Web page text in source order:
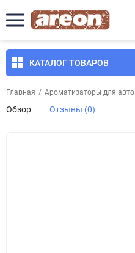
КАТАЛОГ ТОВАРОВ
Главная / Ароматизаторы для авто
Обзор Отзывы (0)